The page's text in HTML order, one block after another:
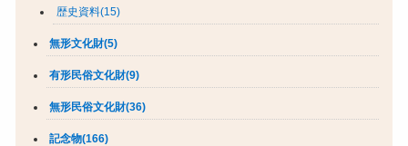
歴史資料(15)
無形文化財(5)
有形民俗文化財(9)
無形民俗文化財(36)
記念物(166)